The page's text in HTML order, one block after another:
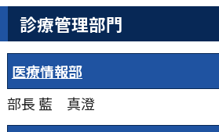
診療管理部門
医療情報部
部長 藍 真澄